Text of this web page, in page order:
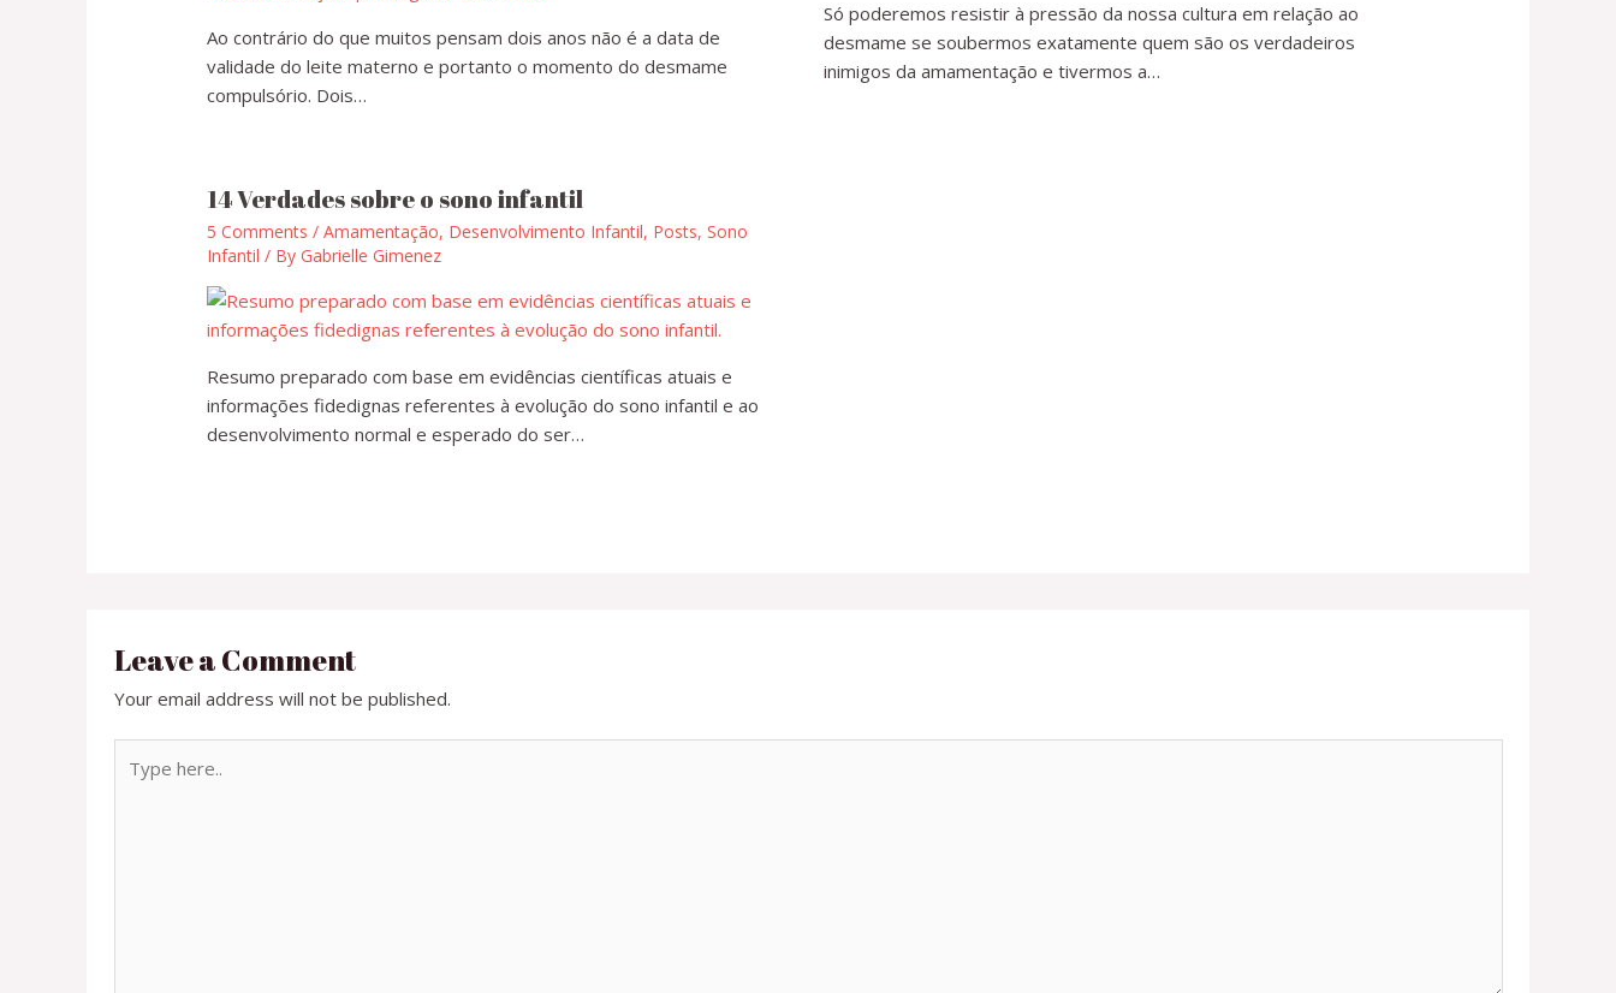
Ao contrário do que muitos pensam dois anos não é a data de
validade do leite materno e portanto o momento do desmame
compulsório. Dois…
Só poderemos resistir à pressão da nossa cultura em relação ao
desmame se soubermos exatamente quem são os verdadeiros
inimigos da amamentação e tivermos a…
14 Verdades sobre o sono infantil
5 Comments /Amamentação, Desenvolvimento Infantil, Posts,Sono
Infantil / By Gabrielle Gimenez
Resumo preparado com base em evidências científicas atuais e
informações fidedignas referentes à evolução do sono infantil e ao
desenvolvimento normal e esperado do ser…
Leave a Comment
Your email address will not be published.